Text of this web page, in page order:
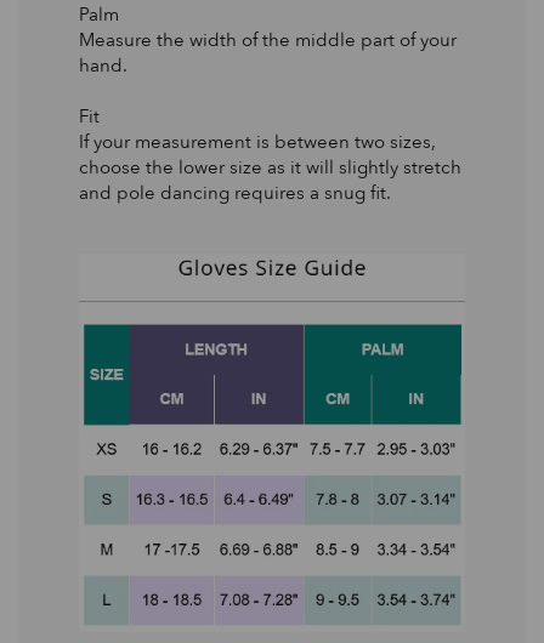
Palm
Measure the width of the middle part of your
hand.
Fit
If your measurement is between two sizes,
choose the lower size as it will slightly stretch
and pole dancing requires a snug fit.